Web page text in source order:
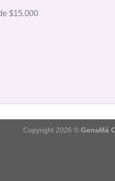
$15.000
Copyright 2026 © GenaMá